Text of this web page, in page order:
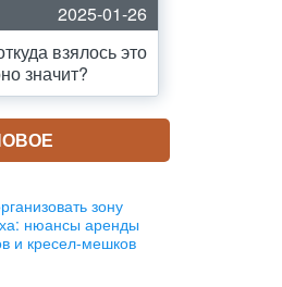
2025-01-26
взялось это
значит?
зону
нюансы аренды
и кресел-мешков